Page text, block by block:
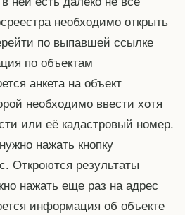
необходимо открыть
по выпавшей ссылке
по объектам
анкета на объект
необходимо ввести хотя
или её кадастровый номер.
нажать кнопку
Откроются результаты
нажать еще раз на адрес
информация об объекте